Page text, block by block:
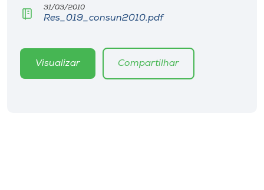
CPA
Editora
31/03/2010
Res_019_consun2010.pdf
Visualizar Compartilhar